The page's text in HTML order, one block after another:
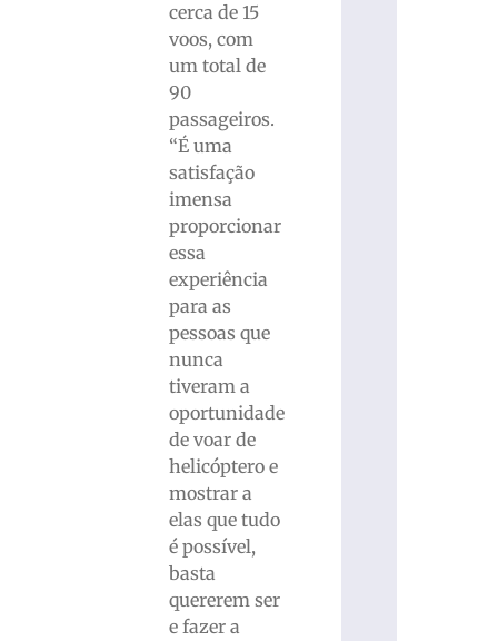
cerca de 15
voos, com
um total de
90
passageiros.
“É uma
satisfação
imensa
proporcionar
essa
experiência
para as
pessoas que
nunca
tiveram a
oportunidade
de voar de
helicóptero e
mostrar a
elas que tudo
é possível,
basta
quererem ser
e fazer a